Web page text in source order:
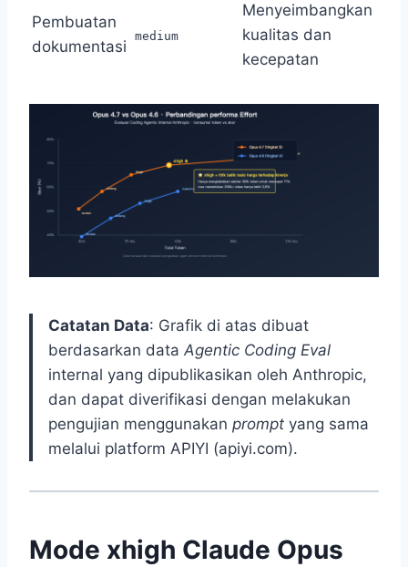
Pembuatan
dokumentasi
medium
Menyeimbangkan
kualitas dan
kecepatan
Catatan Data: Grafik di atas dibuat
berdasarkan data Agentic Coding Eval
internal yang dipublikasikan oleh Anthropic,
dan dapat diverifikasi dengan melakukan
pengujian menggunakan prompt yang sama
melalui platform APIYI (apiyi.com).
Mode xhigh Claude Opus